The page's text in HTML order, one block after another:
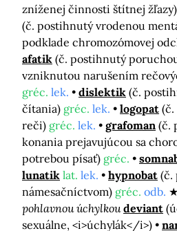
zníženej činnosti štítnej žľazy)
(č. postihnutý vrodenou
podklade chromozómovej
afatik (č. postihnutý
vzniknutou narušením
gréc. lek. dislektik (č.
čítania) gréc. lek. logopat
reči) gréc. lek. grafoman (č.
konania prejavujúcou sa
potrebou písať) gréc.
lunatik lat. lek. hypnobat (č.
námesačníctvom) gréc. odb.
pohlavnou úchylkou deviant
sexuálne, <i>úchylák</i>)